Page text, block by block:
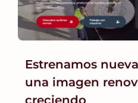
Estrenamos
una imagen
creciendo